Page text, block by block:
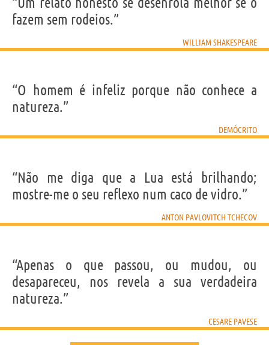
fazem sem rodeios.”
WILLIAM SHAKESPEARE
“O homem é infeliz porque não conhece a
natureza.”
DEMÓCRITO
“Não me diga que a Lua está brilhando;
mostre-me o seu reflexo num caco de vidro.”
ANTON PAVLOVITCH TCHECOV
“Apenas o que passou, ou mudou, ou
desapareceu, nos revela a sua verdadeira
natureza.”
CESARE PAVESE